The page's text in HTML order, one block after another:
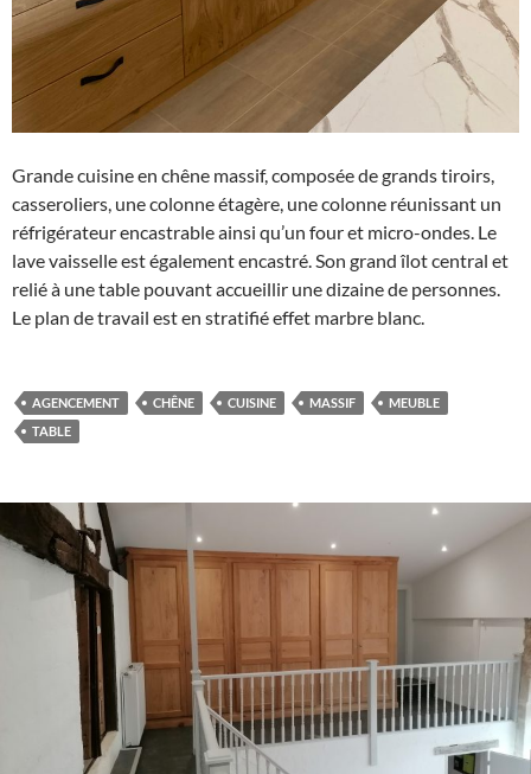
Grande cuisine en chêne massif, composée de grands tiroirs,
casseroliers, une colonne étagère, une colonne réunissant un
réfrigérateur encastrable ainsi qu’un four et micro-ondes. Le
lave vaisselle est également encastré. Son grand îlot central et
relié à une table pouvant accueillir une dizaine de personnes.
Le plan de travail est en stratifié effet marbre blanc.
AGENCEMENT CHÊNE CUISINE MASSIF
MEUBLE
TABLE